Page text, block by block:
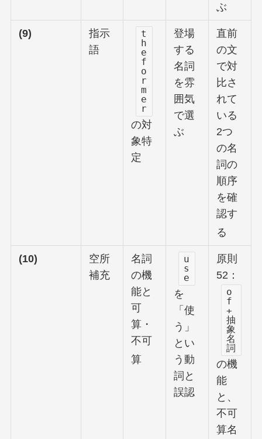
ぶ
(9)
指示
語
t
h
e
f
o
r
m
e
r
の対
象特
定
登場
する
名詞
を雰
囲気
で選
ぶ
直前
の文
で対
比さ
れて
いる
2つ
の名
詞の
順序
を確
認す
る
(10)
空所
補充
名詞
の機
能と
可
算・
不可
算
u
s
e
を
「使
う」
とい
う動
詞と
誤認
原則
52：
o
f
+
抽
象
名
詞
の機
能
と、
不可
算名